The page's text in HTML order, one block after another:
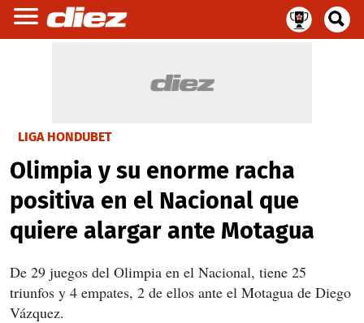
LIGA HONDUBET
Olimpia y su enorme racha
positiva en el Nacional que
quiere alargar ante Motagua
De 29 juegos del Olimpia en el Nacional, tiene 25
triunfos y 4 empates, 2 de ellos ante el Motagua de Diego
Vázquez.